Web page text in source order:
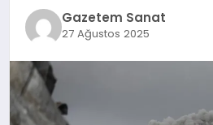
Gazetem Sanat
27 Ağustos 2025